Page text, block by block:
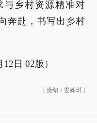
与乡村资源精准对
奔赴，书写出乡村
日 02版）
[ 责编：姜姝琪 ]